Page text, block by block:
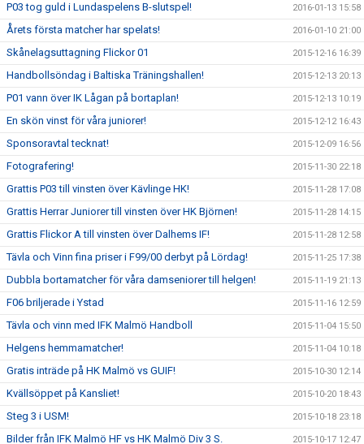
P03 tog guld i Lundaspelens B-slutspel! 2016-01-13 15:58
Årets första matcher har spelats! 2016-01-10 21:00
Skånelagsuttagning Flickor 01 2015-12-16 16:39
Handbollsöndag i Baltiska Träningshallen! 2015-12-13 20:13
P01 vann över IK Lågan på bortaplan! 2015-12-13 10:19
En skön vinst för våra juniorer! 2015-12-12 16:43
Sponsoravtal tecknat! 2015-12-09 16:56
Fotografering! 2015-11-30 22:18
Grattis P03 till vinsten över Kävlinge HK! 2015-11-28 17:08
Grattis Herrar Juniorer till vinsten över HK Björnen! 2015-11-28 14:15
Grattis Flickor A till vinsten över Dalhems IF! 2015-11-28 12:58
Tävla och Vinn fina priser i F99/00 derbyt på Lördag! 2015-11-25 17:38
Dubbla bortamatcher för våra damseniorer till helgen! 2015-11-19 21:13
F06 briljerade i Ystad 2015-11-16 12:59
Tävla och vinn med IFK Malmö Handboll 2015-11-04 15:50
Helgens hemmamatcher! 2015-11-04 10:18
Gratis inträde på HK Malmö vs GUIF! 2015-10-30 12:14
Kvällsöppet på Kansliet! 2015-10-20 18:43
Steg 3 i USM! 2015-10-18 23:18
Bilder från IFK Malmö HF vs HK Malmö Div 3 S. 2015-10-17 12:47